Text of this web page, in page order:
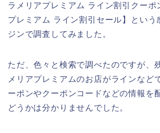
ラメリアプレミアム ライン割引クーポ
プレミアム ライン割引セール】という
ジンで調査してみました。
ただ、色々と検索で調べたのですが、
メリアプレミアムのお店がラインなど
ーポンやクーポンコードなどの情報を
どうかは分かりませんでした。